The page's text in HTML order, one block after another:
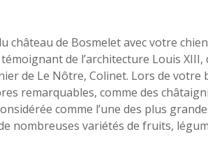
château de Bosmelet avec votre
de l’architecture Louis XIII,
de Le Nôtre, Colinet. Lors de votre
remarquables, comme des
comme l’une des plus
nombreuses variétés de fruits,